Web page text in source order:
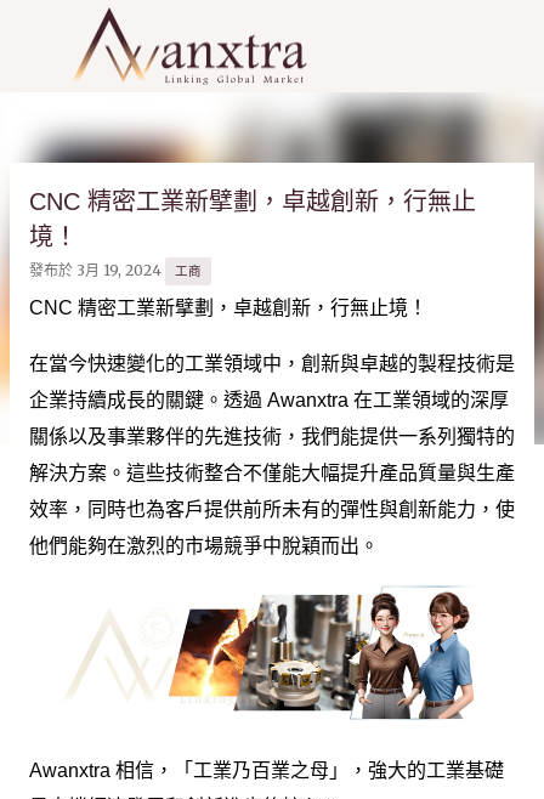
跳到主要內容
CNC 精密工業新擘劃，卓越創新，行無止
境！
發布於 3月 19, 2024 工商
CNC 精密工業新擘劃，卓越創新，行無止境！
在當今快速變化的工業領域中，創新與卓越的製程技術是
企業持續成長的關鍵。透過 Awanxtra 在工業領域的深厚
關係以及事業夥伴的先進技術，我們能提供一系列獨特的
解決方案。這些技術整合不僅能大幅提升產品質量與生產
效率，同時也為客戶提供前所未有的彈性與創新能力，使
他們能夠在激烈的市場競爭中脫穎而出。
Awanxtra 相信，「工業乃百業之母」，強大的工業基礎